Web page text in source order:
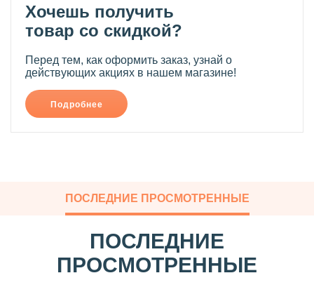
Хочешь получить
товар со скидкой?
Перед тем, как оформить заказ, узнай о
действующих акциях в нашем магазине!
Подробнее
ПОСЛЕДНИЕ ПРОСМОТРЕННЫЕ
ПОСЛЕДНИЕ
ПРОСМОТРЕННЫЕ